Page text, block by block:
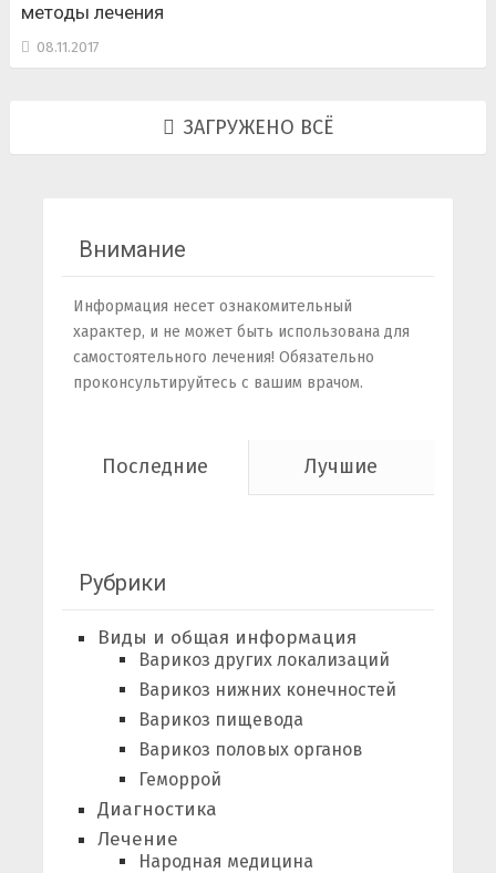
методы лечения
08.11.2017
ЗАГРУЖЕНО ВСЁ
Внимание
Информация несет ознакомительный
характер, и не может быть использована для
самостоятельного лечения! Обязательно
проконсультируйтесь с вашим врачом.
Последние Лучшие
Рубрики
Виды и общая информация
Варикоз других локализаций
Варикоз нижних конечностей
Варикоз пищевода
Варикоз половых органов
Геморрой
Диагностика
Лечение
Народная медицина